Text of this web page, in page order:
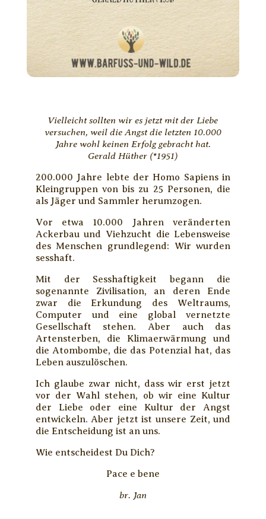
Vielleicht sollten wir es jetzt mit der Liebe
versuchen, weil die Angst die letzten 10.000
Jahre wohl keinen Erfolg gebracht hat.
Gerald Hüther (*1951)
200.000 Jahre lebte der Homo Sapiens in
Kleingruppen von bis zu 25 Personen, die
als Jäger und Sammler herumzogen.
Vor etwa 10.000 Jahren veränderten
Ackerbau und Viehzucht die Lebensweise
des Menschen grundlegend: Wir wurden
sesshaft.
Mit der Sesshaftigkeit begann die
sogenannte Zivilisation, an deren Ende
zwar die Erkundung des Weltraums,
Computer und eine global vernetzte
Gesellschaft stehen. Aber auch das
Artensterben, die Klimaerwärmung und
die Atombombe, die das Potenzial hat, das
Leben auszulöschen.
Ich glaube zwar nicht, dass wir erst jetzt
vor der Wahl stehen, ob wir eine Kultur
der Liebe oder eine Kultur der Angst
entwickeln. Aber jetzt ist unsere Zeit, und
die Entscheidung ist an uns.
Wie entscheidest Du Dich?
Pace e bene
br. Jan